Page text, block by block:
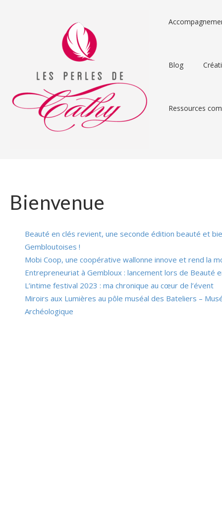
Blog
Ressources
Bienvenue
Beauté en clés revient, une seconde édition beauté et
Gembloutoises !
Mobi Coop, une coopérative wallonne innove et rend la
Entrepreneuriat à Gembloux : lancement lors de Beauté
L’intime festival 2023 : ma chronique au cœur de l’évent
Miroirs aux Lumières au pôle muséal des Bateliers –
Archéologique